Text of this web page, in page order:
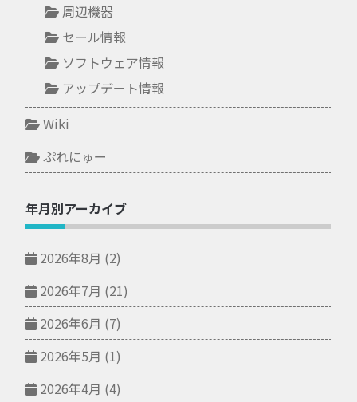
周辺機器
セール情報
ソフトウェア情報
アップデート情報
Wiki
ぷれにゅー
年月別アーカイブ
2026年8月 (2)
2026年7月 (21)
2026年6月 (7)
2026年5月 (1)
2026年4月 (4)